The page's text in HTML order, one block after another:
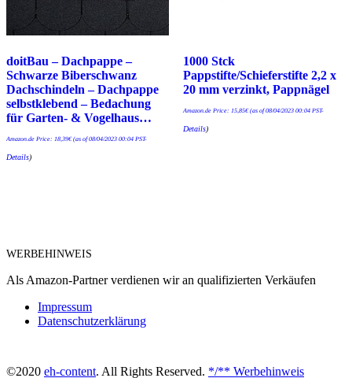
doitBau – Dachpappe –
Schwarze Biberschwanz
Dachschindeln – Dachpappe
selbstklebend – Bedachung
für Garten- & Vogelhaus…
Amazon.de Price: 18,39€(as of 08/04/2023 00:04 PST-
Details)
1000 Stck
Pappstifte/Schieferstifte 2,2 x
20 mm verzinkt, Pappnägel
Amazon.de Price: 15,85€(as of 08/04/2023 00:04 PST-
Details)
WERBEHINWEIS
Als Amazon-Partner verdienen wir an qualifizierten Verkäufen
Impressum
Datenschutzerklärung
©2020 eh-content. All Rights Reserved. */** Werbehinweis